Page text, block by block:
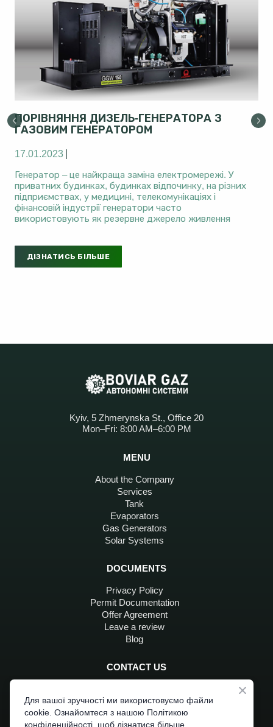
ПОРІВНЯННЯ ДИЗЕЛЬ-ГЕНЕРАТОРА З
ГАЗОВИМ ГЕНЕРАТОРОМ
17.01.2023
Генератор – це найкраща заміна електромережі. У
приватних будинках, будинках відпочинку, на різних
підприємствах, у медицині, телекомунікаціях і
фінансовій індустрії генератори часто
використовують як резервне джерело живлення
ДІЗНАТИСЬ БІЛЬШЕ
Kyiv, 5 Zhmerynska St., Office 20
Mon–Fri: 8:00 AM–6:00 PM
MENU
About the Company
Services
Tank
Evaporators
Gas Generators
Solar Systems
DOCUMENTS
Privacy Policy
Permit Documentation
Offer Agreement
Leave a review
Blog
CONTACT US
+380 96 310 7704
boviargaz@gmail.com
Для вашої зручності ми використовуємо файли
cookie. Ознайомтеся з нашою Політикою
конфіденційності, щоб дізнатися більше.